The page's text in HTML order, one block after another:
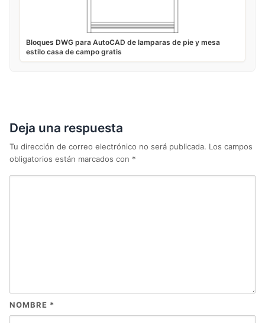
Bloques DWG para AutoCAD de lamparas de pie y mesa
estilo casa de campo gratis
Deja una respuesta
Tu dirección de correo electrónico no será publicada. Los campos
obligatorios están marcados con *
NOMBRE *